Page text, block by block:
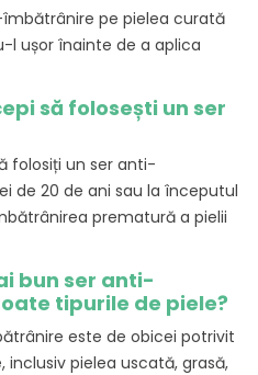
pe pielea curată
l ușor înainte de a aplica
să folosești un ser
folosiți un ser anti-
de 20 de ani sau la începutul
prematură a pielii
bun ser anti-
tipurile de piele?
este de obicei potrivit
pielea uscată, grasă,